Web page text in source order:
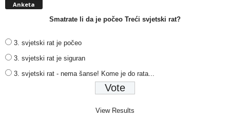
Anketa
Smatrate li da je počeo Treći svjetski rat?
3. svjetski rat je počeo
3. svjetski rat je siguran
3. svjetski rat - nema šanse! Kome je do rata...
View Results